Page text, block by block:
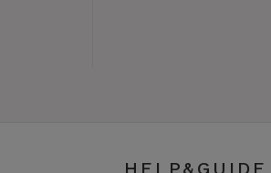
HELP&GUIDE